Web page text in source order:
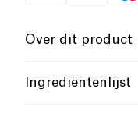
Over dit product
Glutenvrij
Ingrediëntenlijst